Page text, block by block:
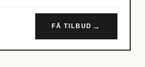
FÅ TILBUD →